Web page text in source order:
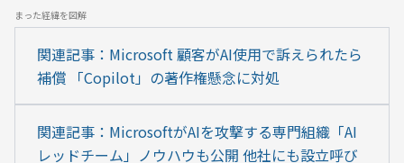
まった経緯を図解
関連記事：Microsoft 顧客がAI使用で訴えられたら
補償 「Copilot」の著作権懸念に対処
関連記事：MicrosoftがAIを攻撃する専門組織「AI
レッドチーム」ノウハウも公開 他社にも設立呼び